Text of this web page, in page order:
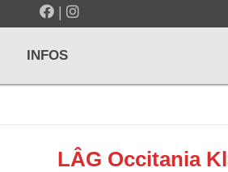
|
GITARREN / ZUPFINSTRUMENTE
INFOS
LÂG Occitania